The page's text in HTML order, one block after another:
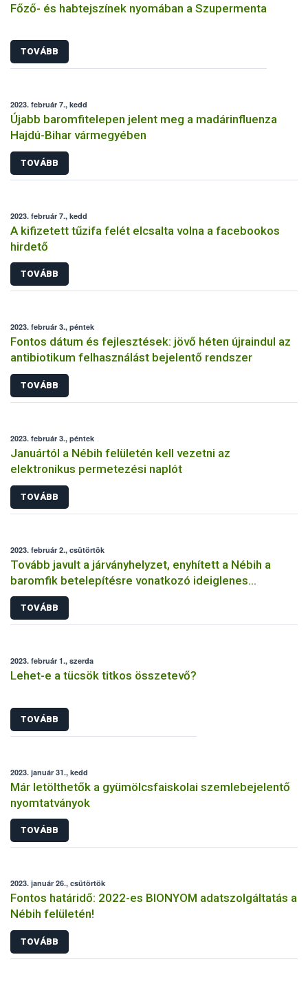
Főző- és habtejszínek nyomában a Szupermenta
TOVÁBB
2023. február 7., kedd
Újabb baromfitelepen jelent meg a madárinfluenza
Hajdú-Bihar vármegyében
TOVÁBB
2023. február 7., kedd
A kifizetett tűzifa felét elcsalta volna a facebookos
hirdető
TOVÁBB
2023. február 3., péntek
Fontos dátum és fejlesztések: jövő héten újraindul az
antibiotikum felhasználást bejelentő rendszer
TOVÁBB
2023. február 3., péntek
Januártól a Nébih felületén kell vezetni az
elektronikus permetezési naplót
TOVÁBB
2023. február 2., csütörtök
Tovább javult a járványhelyzet, enyhített a Nébih a
baromfik betelepítésre vonatkozó ideiglenes
szabályokon
TOVÁBB
2023. február 1., szerda
Lehet-e a tücsök titkos összetevő?
TOVÁBB
2023. január 31., kedd
Már letölthetők a gyümölcsfaiskolai szemlebejelentő
nyomtatványok
TOVÁBB
2023. január 26., csütörtök
Fontos határidő: 2022-es BIONYOM adatszolgáltatás a
Nébih felületén!
TOVÁBB